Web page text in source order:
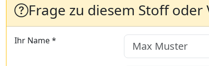
Frage zu diesem Stoff
Ihr Name *